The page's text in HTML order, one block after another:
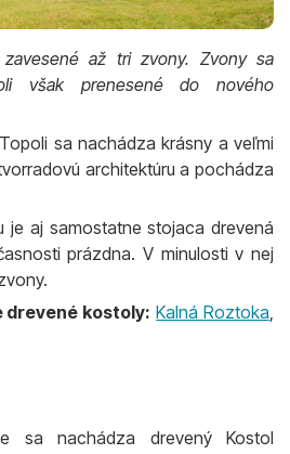
až tri zvony. Zvony sa
však prenesené do nového
sa nachádza krásny a veľmi
architektúru a pochádza
je aj samostatne stojaca drevená
prázdna. V minulosti v nej
drevené kostoly: Kalná Roztoka,
sa nachádza drevený Kostol